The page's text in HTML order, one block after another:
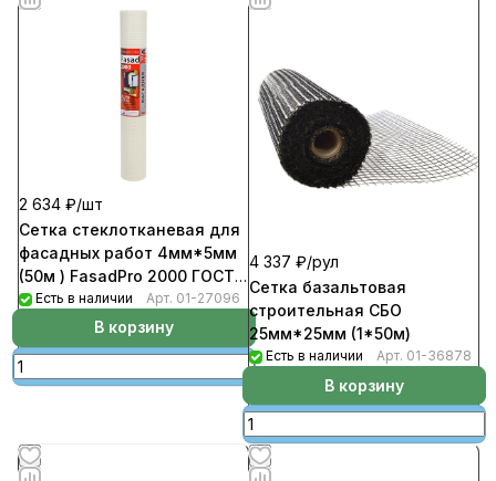
2 634 ₽/шт
Сетка стеклотканевая для
фасадных работ 4мм*5мм
(50м ) FasadPro 2000 ГОСТ
Р55225-2017
Есть в наличии Арт. 01-27096
В корзину
4 337 ₽/рул
Сетка базальтовая
строительная СБО
25мм*25мм (1*50м)
Есть в наличии Арт. 01-36878
В корзину